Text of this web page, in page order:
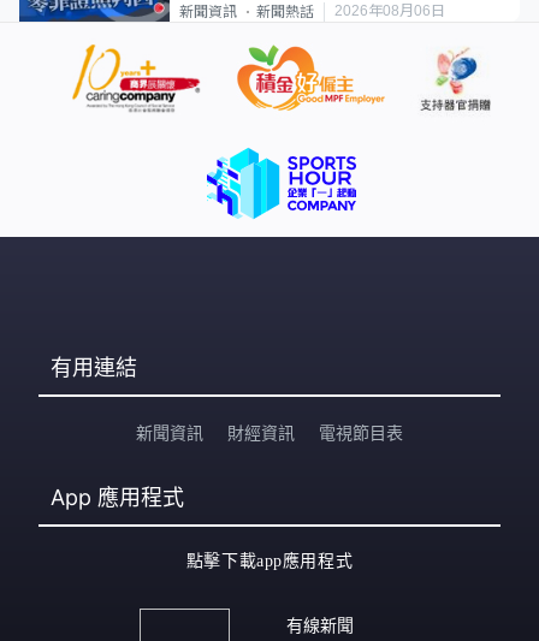
新聞資訊 新聞熱話 2026年08月06日
有用連結
新聞資訊 財經資訊 電視節目表
App 應用程式
點擊下載app應用程式
有線新聞